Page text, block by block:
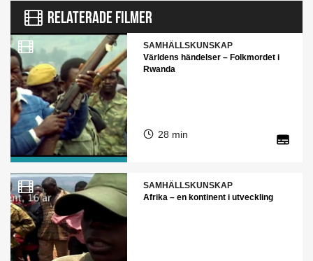
RELATERADE FILMER
SAMHÄLLSKUNSKAP
Världens händelser – Folkmordet i
Rwanda
28 min
SAMHÄLLSKUNSKAP
Afrika – en kontinent i utveckling